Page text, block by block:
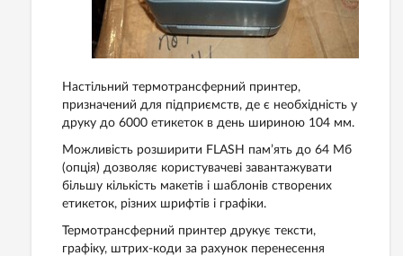
Настільний термотрансферний принтер,
призначений для підприємств, де є необхідність у
друку до 6000 етикеток в день шириною 104 мм.
Можливість розширити FLASH пам’ять до 64 Мб
(опція) дозволяє користувачеві завантажувати
більшу кількість макетів і шаблонів створених
етикеток, різних шрифтів і графіки.
Термотрансферний принтер друкує тексти,
графіку, штрих-коди за рахунок перенесення